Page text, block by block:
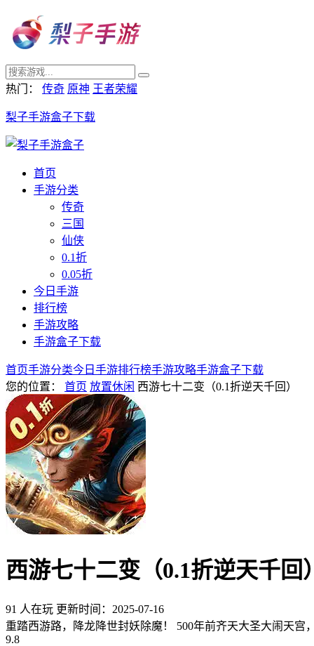
热门： 传奇 原神 王者荣耀
梨子手游盒子下载
首页
手游分类
传奇
三国
仙侠
0.1折
0.05折
今日手游
排行榜
手游攻略
手游盒子下载
首页手游分类今日手游排行榜手游攻略手游盒子下载
您的位置：
首页 放置休闲 西游七十二变（0.1折逆天千回）
西游七十二变（0.1折逆天千回）
91 人在玩 更新时间：2025-07-16
重踏西游路，降龙降世封妖除魔！ 500年前齐天大圣大闹天宫，
9.8